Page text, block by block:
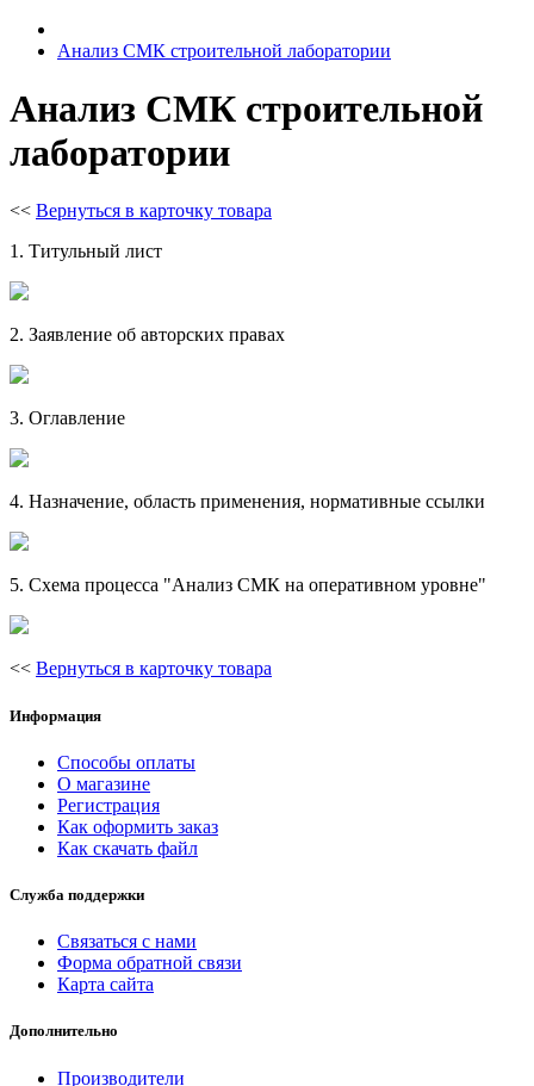
Анализ СМК строительной лаборатории
Анализ СМК строительной
лаборатории
<< Вернуться в карточку товара
1. Титульный лист
2. Заявление об авторских правах
3. Оглавление
4. Назначение, область применения, нормативные ссылки
5. Схема процесса "Анализ СМК на оперативном уровне"
<< Вернуться в карточку товара
Информация
Способы оплаты
О магазине
Регистрация
Как оформить заказ
Как скачать файл
Служба поддержки
Связаться с нами
Форма обратной связи
Карта сайта
Дополнительно
Производители